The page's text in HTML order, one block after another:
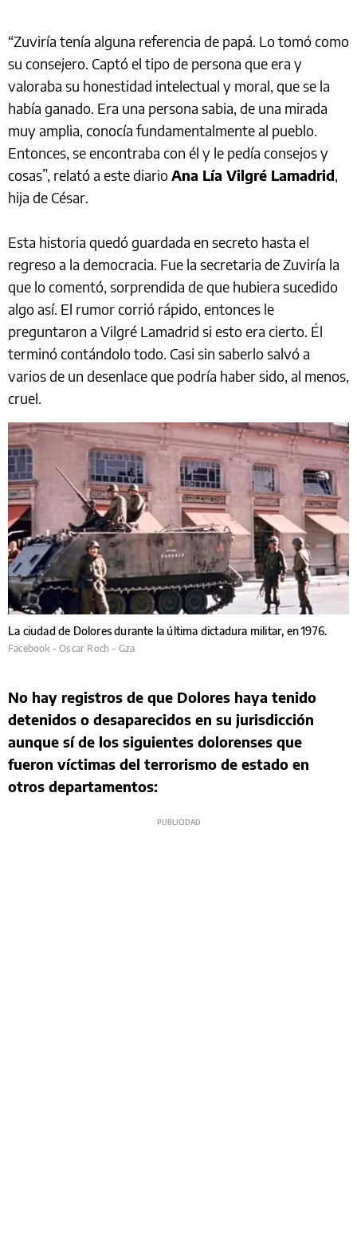
“Zuviría tenía alguna referencia de papá. Lo tomó como
su consejero. Captó el tipo de persona que era y
valoraba su honestidad intelectual y moral, que se la
había ganado. Era una persona sabia, de una mirada
muy amplia, conocía fundamentalmente al pueblo.
Entonces, se encontraba con él y le pedía consejos y
cosas”, relató a este diarioAna Lía Vilgré Lamadrid,
hija de César.
Esta historia quedó guardada en secreto hasta el
regreso a la democracia. Fue la secretaria de Zuviría la
que lo comentó, sorprendida de que hubiera sucedido
algo así. El rumor corrió rápido, entonces le
preguntaron a Vilgré Lamadrid si esto era cierto. Él
terminó contándolo todo. Casi sin saberlo salvó a
varios de un desenlace que podría haber sido, al menos,
cruel.
La ciudad de Dolores durante la última dictadura militar, en 1976.
Facebook - Oscar Roch - Gza
No hay registros de que Dolores haya tenido
detenidos o desaparecidos en su jurisdicción
aunque sí de los siguientes dolorenses que
fueron víctimas del terrorismo de estado en
otros departamentos: